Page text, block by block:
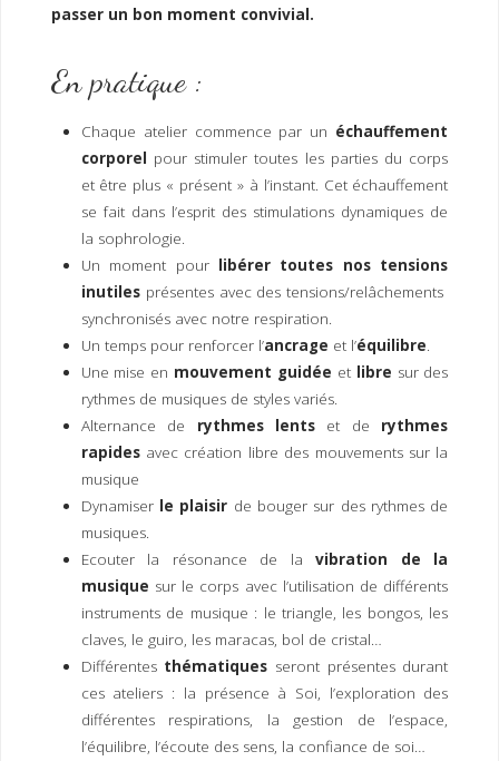
passer un bon moment convivial.
En pratique :
Chaque atelier commence par un échauffement
corporel pour stimuler toutes les parties du corps
et être plus « présent » à l’instant. Cet échauffement
se fait dans l’esprit des stimulations dynamiques de
la sophrologie.
Un moment pourlibérer toutes nos tensions
inutilesprésentes avec des tensions/relâchements
synchronisés avec notre respiration.
Un temps pour renforcer l’ancrage et l’équilibre.
Une mise en mouvement guidée et libre sur des
rythmes de musiques de styles variés.
Alternance de rythmes lents et de rythmes
rapidesavec création libre des mouvements sur la
musique
Dynamiser le plaisir de bouger sur des rythmes de
musiques.
Ecouter la résonance de lavibration de la
musique sur le corps avec l’utilisation de différents
instruments de musique : le triangle, les bongos, les
claves, le guiro, les maracas, bol de cristal…
Différentesthématiques seront présentes durant
ces ateliers : la présence à Soi, l’exploration des
différentes respirations, la gestion de l’espace,
l’équilibre, l’écoute des sens, la confiance de soi…